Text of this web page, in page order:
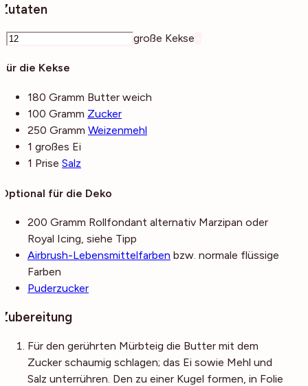
Zutaten
große Kekse
Für die Kekse
180 Gramm Butter weich
100 Gramm Zucker
250 Gramm Weizenmehl
1 großes Ei
1 Prise Salz
Optional für die Deko
200 Gramm Rollfondant alternativ Marzipan oder
Royal Icing, siehe Tipp
Airbrush-Lebensmittelfarben bzw. normale flüssige
Farben
Puderzucker
Zubereitung
Für den gerührten Mürbteig die Butter mit dem
Zucker schaumig schlagen; das Ei sowie Mehl und
Salz unterrühren. Den zu einer Kugel formen, in Folie